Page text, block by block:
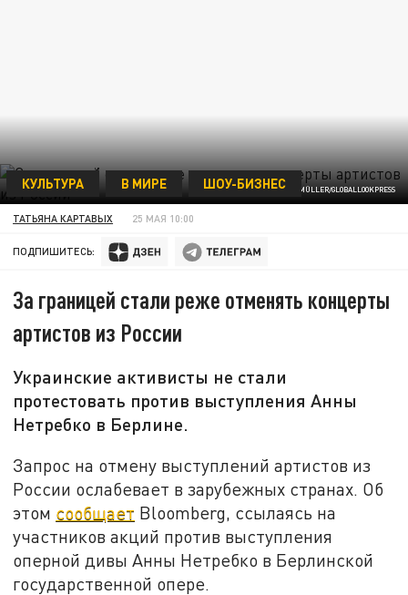
ФОТО: MARTIN MÜLLER/GLOBALLOOKPRESS
КУЛЬТУРА В МИРЕ ШОУ-БИЗНЕС
ТАТЬЯНА КАРТАВЫХ 25 МАЯ 10:00
ПОДПИШИТЕСЬ:
За границей стали реже отменять концерты
артистов из России
Украинские активисты не стали
протестовать против выступления Анны
Нетребко в Берлине.
Запрос на отмену выступлений артистов из
России ослабевает в зарубежных странах. Об
этом сообщает Bloomberg, ссылаясь на
участников акций против выступления
оперной дивы Анны Нетребко в Берлинской
государственной опере.